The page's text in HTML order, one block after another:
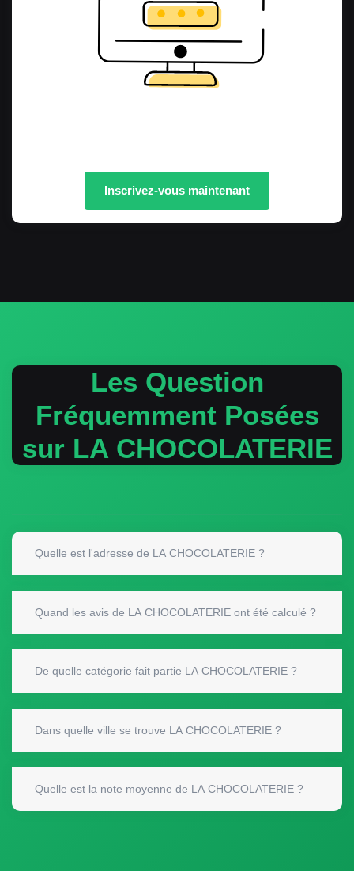
Inscrivez-vous maintenant
Les Question
Fréquemment Posées
sur LA CHOCOLATERIE
Quelle est l'adresse de LA CHOCOLATERIE ?
Quand les avis de LA CHOCOLATERIE ont été calculé ?
De quelle catégorie fait partie LA CHOCOLATERIE ?
Dans quelle ville se trouve LA CHOCOLATERIE ?
Quelle est la note moyenne de LA CHOCOLATERIE ?